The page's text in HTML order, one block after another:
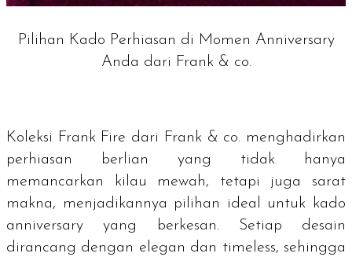
Pilihan Kado Perhiasan di Momen Anniversary
Anda dari Frank & co.
Koleksi Frank Fire dari Frank & co. menghadirkan
perhiasan berlian yang tidak hanya
memancarkan kilau mewah, tetapi juga sarat
makna, menjadikannya pilihan ideal untuk kado
anniversaryyang berkesan. Setiap desain
dirancang dengan elegan dan timeless, sehingga